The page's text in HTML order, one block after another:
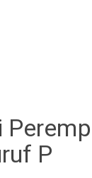
P